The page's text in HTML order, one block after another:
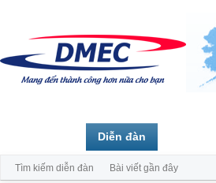
Diễn đàn
Tìm kiếm diễn đàn Bài viết gần đây